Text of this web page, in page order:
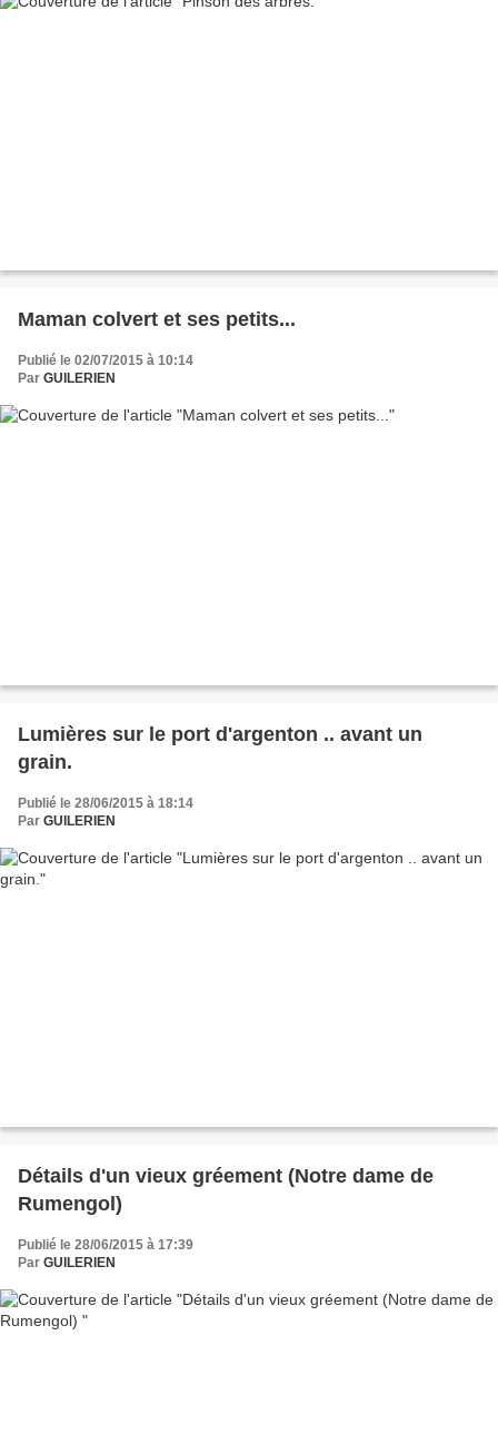
Maman colvert et ses petits...
Publié le 02/07/2015 à 10:14
Par GUILERIEN
Lumières sur le port d'argenton .. avant un
grain.
Publié le 28/06/2015 à 18:14
Par GUILERIEN
Détails d'un vieux gréement (Notre dame de
Rumengol)
Publié le 28/06/2015 à 17:39
Par GUILERIEN